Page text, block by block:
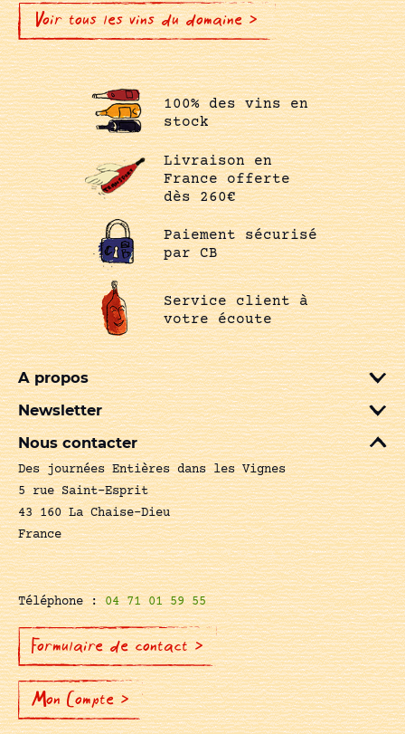
Voir tous les vins du domaine >
100% des vins en
stock
Livraison en
France offerte
dès 260€
Paiement sécurisé
par CB
Service client à
votre écoute
A propos
Newsletter
Nous contacter
Des journées Entières dans les Vignes
5 rue Saint-Esprit
43 160 La Chaise-Dieu
France
Téléphone :04 71 01 59 55
Formulaire de contact >
Mon Compte >